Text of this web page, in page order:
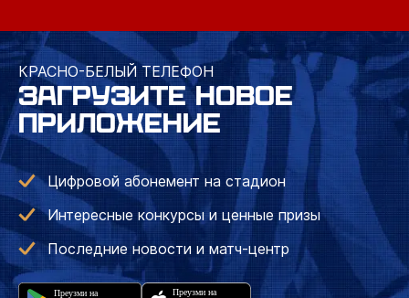
КРАСНО-БЕЛЫЙ ТЕЛЕФОН
ЗАГРУЗИТЕ НОВОЕ
ПРИЛОЖЕНИЕ
Цифровой абонемент на стадион
Интересные конкурсы и ценные призы
Последние новости и матч-центр